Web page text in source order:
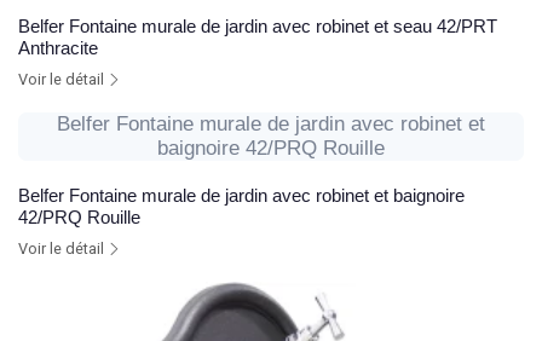
Belfer Fontaine murale de jardin avec robinet et seau 42/PRT
Anthracite
Voir le détail
Belfer Fontaine murale de jardin avec robinet et
baignoire 42/PRQ Rouille
Belfer Fontaine murale de jardin avec robinet et baignoire
42/PRQ Rouille
Voir le détail